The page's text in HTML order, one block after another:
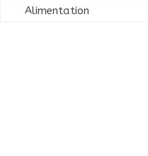
Catégories